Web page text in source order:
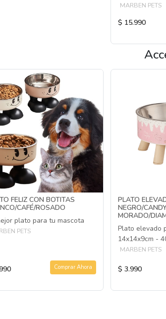
MARBEN PETS
$ 15.990
FELIZ CON BOTITAS
CAFÉ/ROSADO
plato para tu mascota
PETS
Comprar Ahora
PLATO
NEGRO/
MORADO/
Plato elevado
14x14x9cm -
MARBEN PETS
$ 3.990